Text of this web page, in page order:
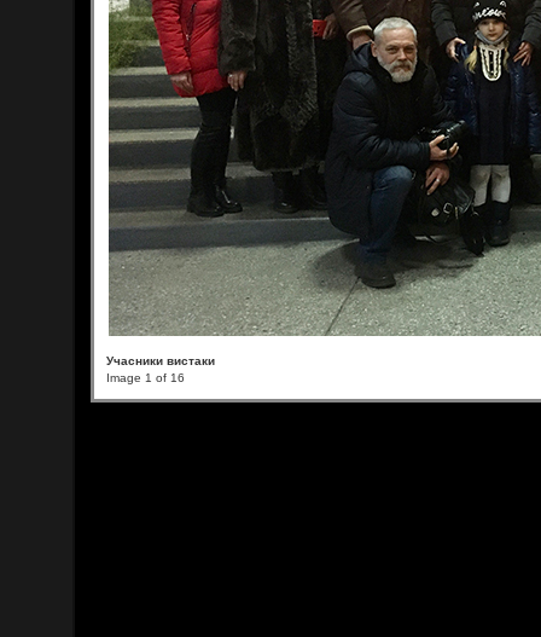
Учасники вистаки
Image 1 of 16